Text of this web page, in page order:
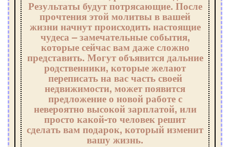
Результаты будут потрясающие. После
прочтения этой молитвы в вашей
жизни начнут происходить настоящие
чудеса – замечательные события,
которые сейчас вам даже сложно
представить. Могут объявится дальние
родственники, которые желают
переписать на вас часть своей
недвижимости, может появится
предложение о новой работе с
невероятно высокой зарплатой, или
просто какой-то человек решит
сделать вам подарок, который изменит
вашу жизнь.